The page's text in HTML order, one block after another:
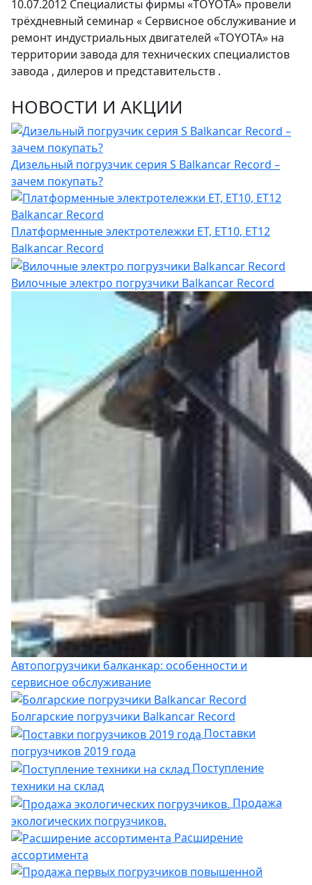
10.07.2012 Специалисты фирмы «TOYOTA» провели
трёхдневный семинар « Сервисное обслуживание и
ремонт индустриальных двигателей «TOYOTA» на
территории завода для технических специалистов
завода , дилеров и представительств .
НОВОСТИ И АКЦИИ
Дизельный погрузчик серия S Balkancar Record –
зачем покупать?
Платформенные электротележки ЕТ, ET10, ET12
Balkancar Record
Вилочные электро погрузчики Balkancar Record
Автопогрузчики балканкар: особенности и
сервисное обслуживание
Болгарские погрузчики Balkancar Record
Поставки
погрузчиков 2019 года
Поступление
техники на склад
Продажа
экологических погрузчиков.
Расширение
ассортимента